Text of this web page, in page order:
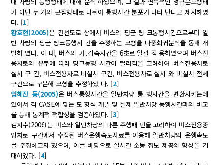
가 아닌 두 개의 군집형태로 나뉘어 통행시간 분포가 나타 난다고 제시하였
다. [1]
황호현(2005)은 간선도로 상에서 버스의 평균 링 크통행시간으로부터 일
반 차량의 평균 링크통행시 간을 추정하는 모형을 다중회귀분석을 통해 개
발하 였다. 이 때, 버스의 가․감속시간을 6초로 일괄 적 용하였으며 버스전
용차로의 유무에 따라 링크통행 시간이 달라짐을 고려하여 버스전용차로
실시 구 간, 버스전용차로 비실시 구간, 버스전용차로 실시 와 비실시 전체
구간으로 구분해 모형을 추정하였 다. [2]
임혜진 등(2005)은 버스통행시간을 일반차량 통 행시간을 변환시키는데
있어서 각 CASE에 맞는 모 형식 개발 및 실제 일반차량 통행시간과의 비교
를 통해 통계적 적합성을 검증하였다. [3]
김지수(2006)는 버스와 일반차량의 다른 주행패 턴을 고려하여 버스전용중
앙차로 구간에서 수집된 버스운행속도자료를 이용해 일반차량의 운행속도
를 추정하고자 했으며, 이를 바탕으로 실시간 소통 정보 제공의 향상을 기
대하였다. [4]